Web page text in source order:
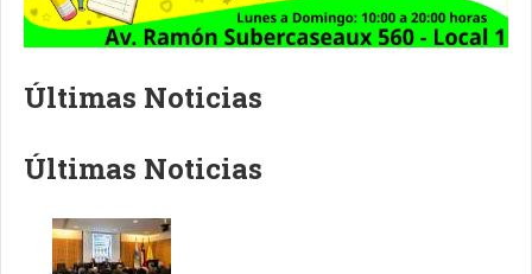
Últimas Noticias
Últimas Noticias